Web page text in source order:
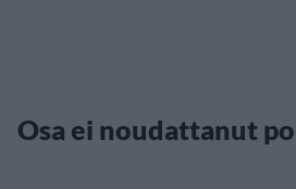
Osa ei noudattanut